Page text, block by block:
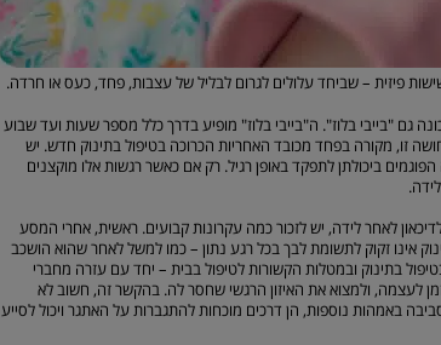
פיזית – שביחד עלולים לגרום לבליל של עצבות, פחד, כעס או חרדה.
גם "בייבי בלוז". ה"בייבי בלוז" מופיע בדרך כלל מספר שעות ועד שבוע
זו, מקורה בפחד מכובד האחריות הכרוכה בטיפול בתינוק חדש. יש
ביכולתן לתפקד באופן רגיל. רק אם כאשר רגשות אלו מוקצנים
לאחר לידה, יש לזכור כמה עקרונות קבועים. ראשית, אחרי המסע
אינו זקוק לתשומת לבך בכל רגע נתון – כמו למשל לאחר שהוא הושכב
בתינוק ובמטלות הקשורות לטיפול בבית – יחד עם עזרה מחברי
לעצמה, ולמצוא את האיזון הרגשי שחסר לה. בהקשר זה, חשוב לא
באמהות נוספות, הן דרכים מוכחות להתגברות על האתגר ויכול לסייע